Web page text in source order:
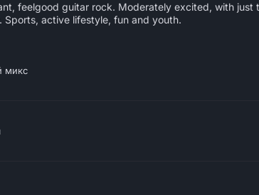
feelgood guitar rock. Moderately excited, with
Sports, active lifestyle, fun and youth.
микс